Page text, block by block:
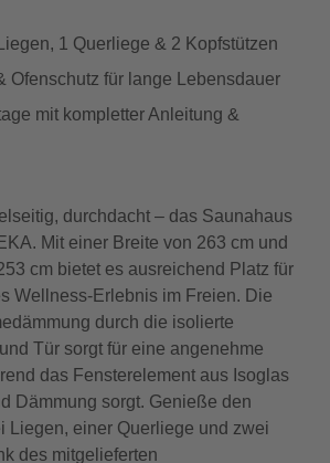
1 Querliege & 2 Kopfstützen
Ofenschutz für lange Lebensdauer
mit kompletter Anleitung &
durchdacht – das Saunahaus
Mit einer Breite von 263 cm und
cm bietet es ausreichend Platz für
Wellness-Erlebnis im Freien. Die
durch die isolierte
Tür sorgt für eine angenehme
das Fensterelement aus Isoglas
Dämmung sorgt. Genieße den
Liegen, einer Querliege und zwei
des mitgelieferten